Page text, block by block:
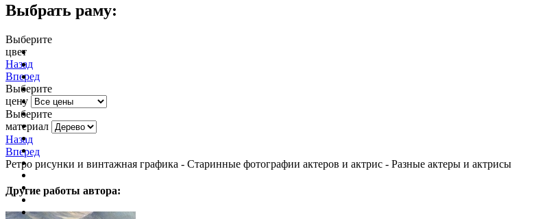
Выбрать раму:
Выберите
цвет
Назад
Вперед
Выберите
цену
Выберите
материал
Назад
Вперед
Ретро рисунки и винтажная графика - Старинные фотографии актеров и актрис - Разные актеры и актрисы
Другие работы автора: